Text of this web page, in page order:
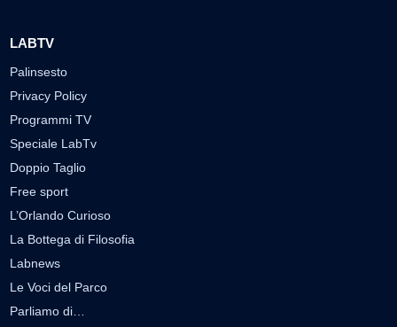
LABTV
Palinsesto
Privacy Policy
Programmi TV
Speciale LabTv
Doppio Taglio
Free sport
L’Orlando Curioso
La Bottega di Filosofia
Labnews
Le Voci del Parco
Parliamo di…